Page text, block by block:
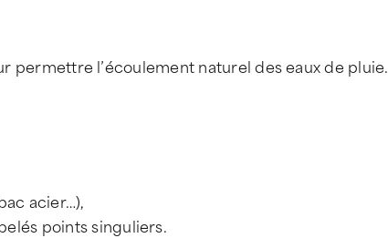
permettre l’écoulement naturel des eaux de pluie.
acier…),
points singuliers.